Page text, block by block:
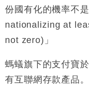
份國有化的機率不
nationalizing at
not zero)」
螞蟻旗下的支付寶
有互聯網存款產品